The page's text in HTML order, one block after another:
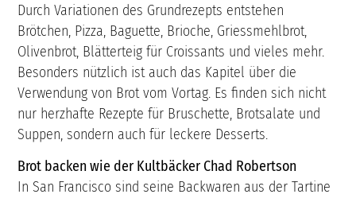
Durch Variationen des Grundrezepts entstehen
Brötchen, Pizza, Baguette, Brioche, Griessmehlbrot,
Olivenbrot, Blätterteig für Croissants und vieles mehr.
Besonders nützlich ist auch das Kapitel über die
Verwendung von Brot vom Vortag. Es finden sich nicht
nur herzhafte Rezepte für Bruschette, Brotsalate und
Suppen, sondern auch für leckere Desserts.
Brot backen wie der Kultbäcker Chad Robertson
In San Francisco sind seine Backwaren aus der Tartine